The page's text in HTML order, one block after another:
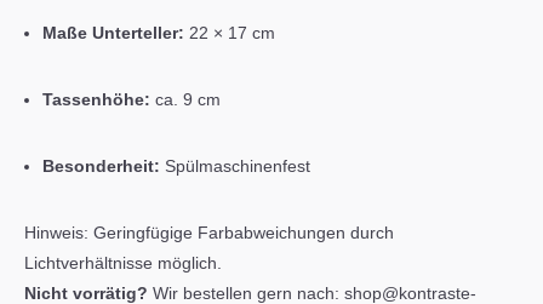
Maße Unterteller: 22 × 17 cm
Tassenhöhe: ca. 9 cm
Besonderheit: Spülmaschinenfest
Hinweis: Geringfügige Farbabweichungen durch
Lichtverhältnisse möglich.
Nicht vorrätig? Wir bestellen gern nach: shop@kontraste-